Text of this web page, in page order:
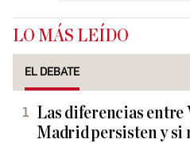
LO MÁS LEÍDO
EL DEBATE
Las diferencias entre
Madrid persisten y si